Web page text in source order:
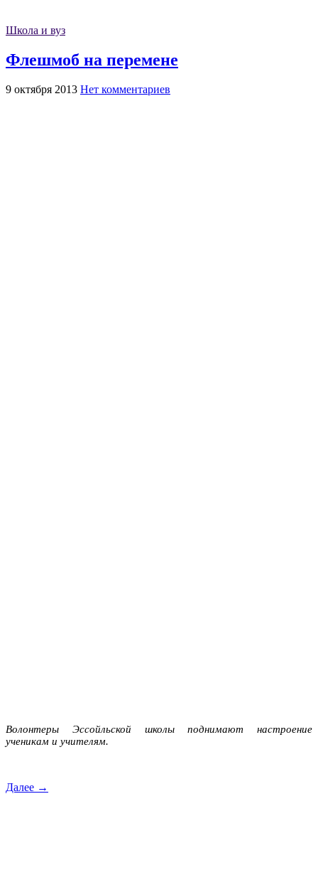
Школа и вуз
Флешмоб на перемене
9 октября 2013 Нет комментариев
Волонтеры Эссойльской школы поднимают настроение
ученикам и учителям.
Далее →